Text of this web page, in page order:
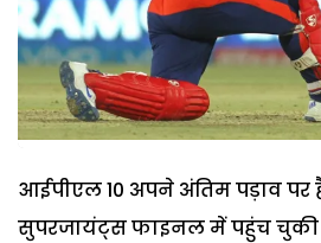
आईपीएल 10 अपने अंतिम पड़ाव पर
सुपरजायंट्स फाइनल में पहुंच चुकी